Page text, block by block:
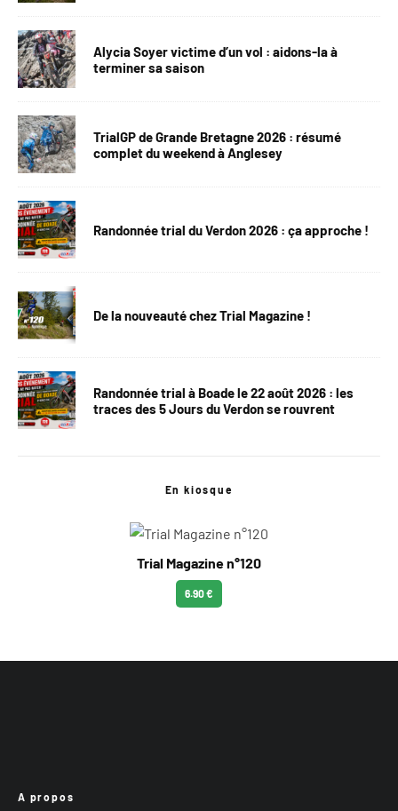
Alycia Soyer victime d’un vol : aidons-la à
terminer sa saison
TrialGP de Grande Bretagne 2026 : résumé
complet du weekend à Anglesey
Randonnée trial du Verdon 2026 : ça approche !
De la nouveauté chez Trial Magazine !
Randonnée trial à Boade le 22 août 2026 : les
traces des 5 Jours du Verdon se rouvrent
En kiosque
Trial Magazine n°120
6.90 €
A propos